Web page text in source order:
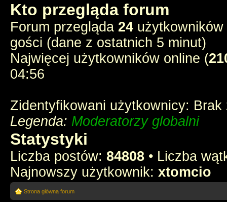
3 ostatnich muszkieterów?
jednak ktoś tu zagląda
Kto przegląda forum
Forum przegląda 24
gości (dane z ostatnich 5 minut)
Najwięcej użytkowników online (
04:56
Zidentyfikowani użytkownicy:
Legenda: Moderatorzy globalni
Statystyki
Liczba postów: 84808 • Liczba
Najnowszy użytkownik: xtomcio
Strona główna forum